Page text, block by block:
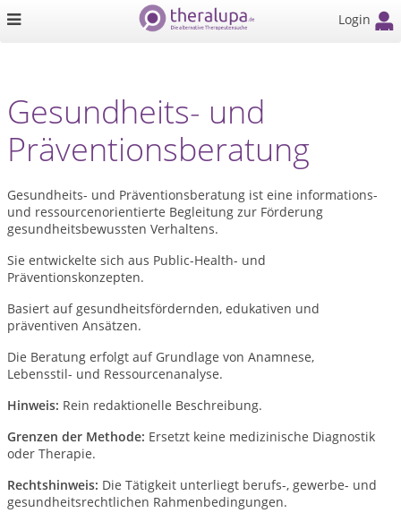
Login
Gesundheits- und
Präventionsberatung
Gesundheits- und Präventionsberatung ist eine informations-
und ressourcenorientierte Begleitung zur Förderung
gesundheitsbewussten Verhaltens.
Sie entwickelte sich aus Public-Health- und
Präventionskonzepten.
Basiert auf gesundheitsfördernden, edukativen und
präventiven Ansätzen.
Die Beratung erfolgt auf Grundlage von Anamnese,
Lebensstil- und Ressourcenanalyse.
Hinweis: Rein redaktionelle Beschreibung.
Grenzen der Methode: Ersetzt keine medizinische Diagnostik
oder Therapie.
Rechtshinweis: Die Tätigkeit unterliegt berufs-, gewerbe- und
gesundheitsrechtlichen Rahmenbedingungen.